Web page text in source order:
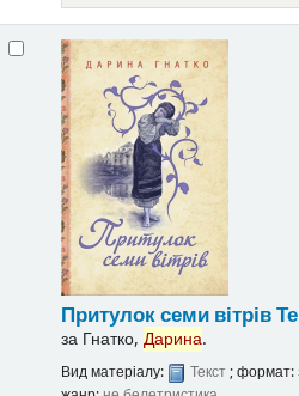
Притулок семи вітрів
за Гнатко, Дарина.
Вид матеріалу: Текст; формат: